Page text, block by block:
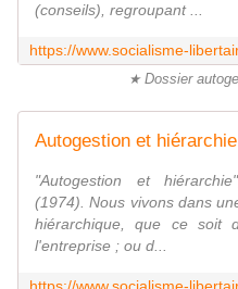
(conseils), regroupant ...
★ Dossier
Autogestion et
"Autogestion et
(1974). Nous vivons dans
hiérarchique, que ce soit
l'entreprise ; ou d...